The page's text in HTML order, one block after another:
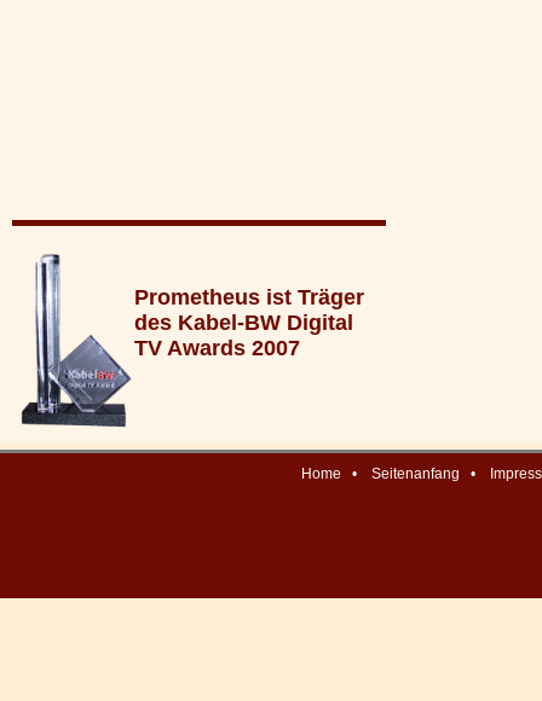
Prometheus ist Träger
des Kabel-BW Digital
TV Awards 2007
Home • Seitenanfang •